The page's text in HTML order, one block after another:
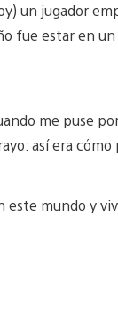
un jugador
fue estar en
me puse
así era
este mundo y